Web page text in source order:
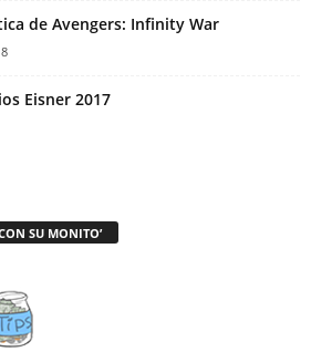
de Avengers: Infinity War
Eisner 2017
SU MONITO’